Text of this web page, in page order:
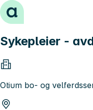
Hopp til innhold
Sykepleier -
Otium bo- og